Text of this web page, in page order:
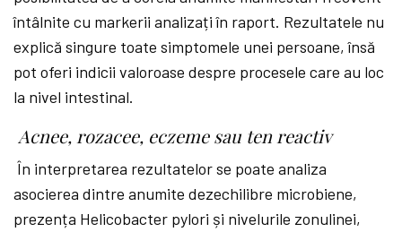
întâlnite cu markerii analizați în raport. Rezultatele nu
explică singure toate simptomele unei persoane, însă
pot oferi indicii valoroase despre procesele care au loc
la nivel intestinal.
Acnee, rozacee, eczeme sau ten reactiv
În interpretarea rezultatelor se poate analiza
asocierea dintre anumite dezechilibre microbiene,
prezența Helicobacter pylori și nivelurile zonulinei,